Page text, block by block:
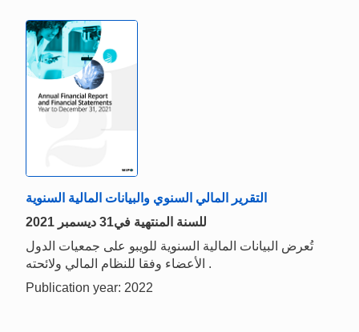
التقرير المالي السنوي والبيانات المالية السنوية
2021 للسنة المنتهية في31 ديسمبر
تُعرض البيانات المالية السنوية للويبو على جمعيات الدول
الأعضاء وفقا للنظام المالي ولائحته .
Publication year: 2022